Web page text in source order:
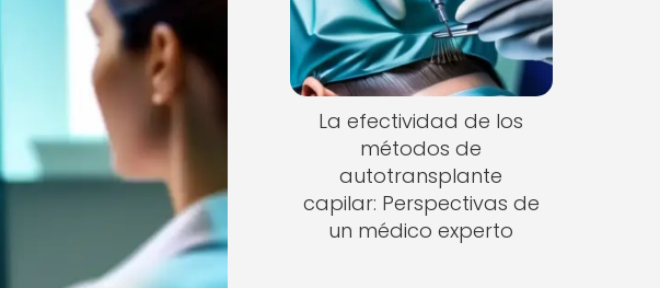
La efectividad de los
métodos de
autotransplante
capilar: Perspectivas de
un médico experto